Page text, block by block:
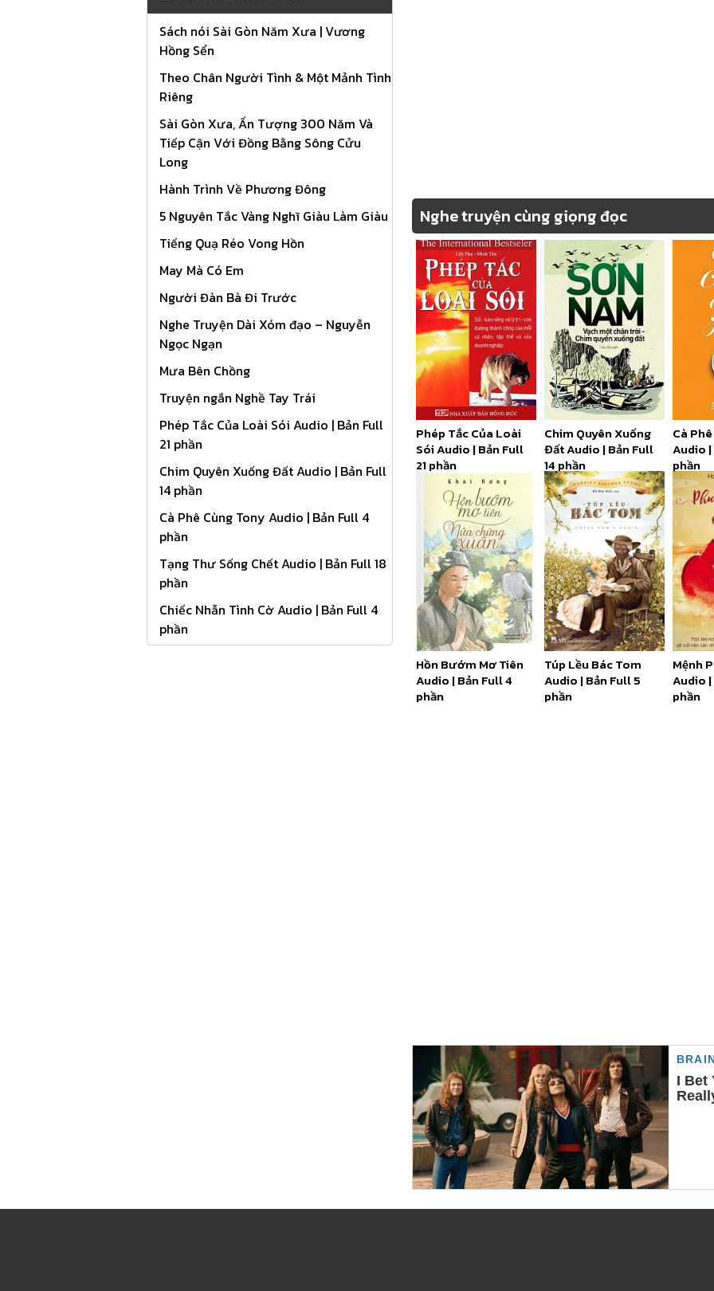
Sách nói Sài Gòn Năm Xưa | Vương
Hồng Sển
Theo Chân Người Tình & Một Mảnh Tình
Riêng
Sài Gòn Xưa, Ấn Tượng 300 Năm Và
Tiếp Cận Với Đồng Bằng Sông Cửu
Long
Hành Trình Về Phương Đông
5 Nguyên Tắc Vàng Nghĩ Giàu Làm Giàu
Tiếng Quạ Réo Vong Hồn
May Mà Có Em
Người Đàn Bà Đi Trước
Nghe Truyện Dài Xóm đạo – Nguyễn
Ngọc Ngạn
Mưa Bên Chồng
Truyện ngắn Nghề Tay Trái
Phép Tắc Của Loài Sói Audio | Bản Full
21 phần
Chim Quyên Xuống Đất Audio | Bản Full
14 phần
Cà Phê Cùng Tony Audio | Bản Full 4
phần
Tạng Thư Sống Chết Audio | Bản Full 18
phần
Chiếc Nhẫn Tình Cờ Audio | Bản Full 4
phần
Nghe truyện cùng giọng đọc
Phép Tắc Của Loài
Sói Audio | Bản Full
21 phần
Chim Quyên Xuống
Đất Audio | Bản Full
14 phần
Cà
Audio |
phần
Hồn Bướm Mơ Tiên
Audio | Bản Full 4
phần
Túp Lều Bác Tom
Audio | Bản Full 5
phần
Mệnh
Audio |
phần